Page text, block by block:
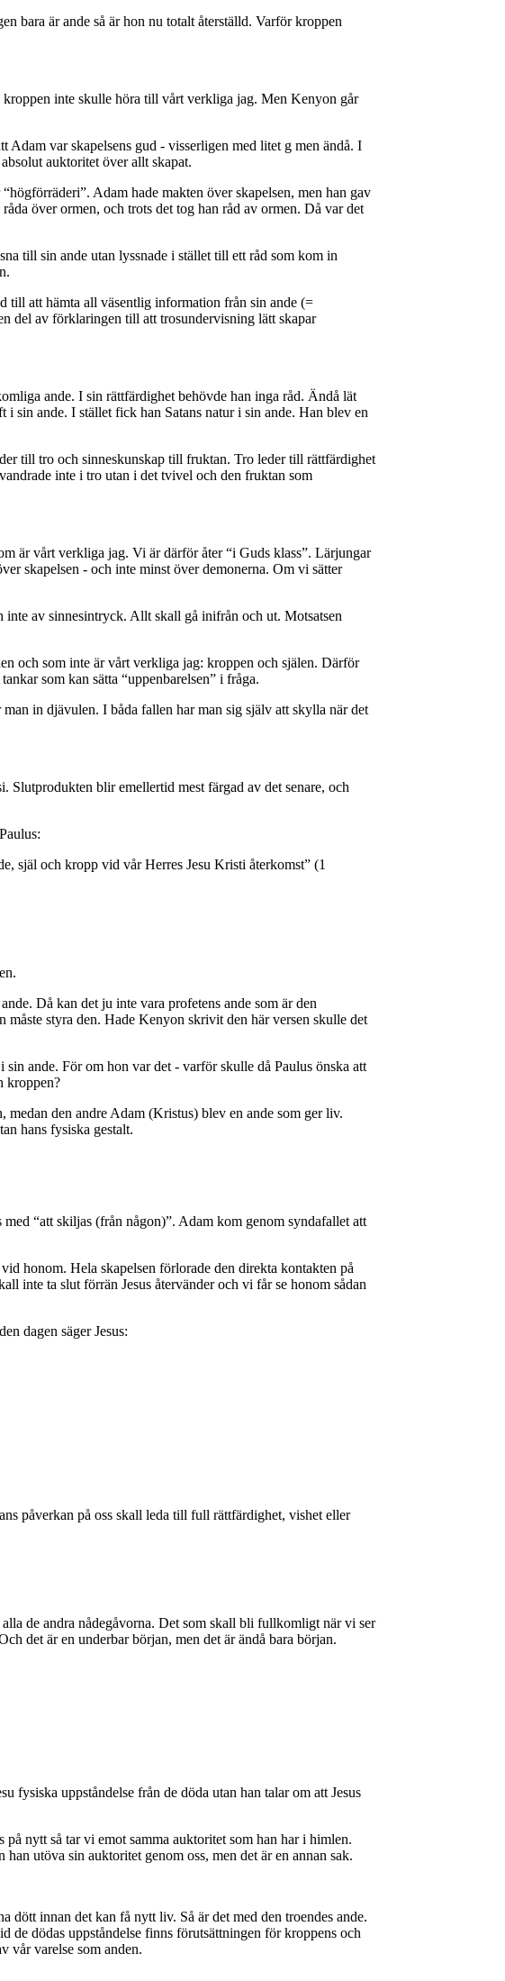
bara är ande så är hon nu totalt återställd. Varför kroppen
kroppen inte skulle höra till vårt verkliga jag. Men Kenyon går
Adam var skapelsens gud - visserligen med litet g men ändå. I
auktoritet över allt skapat.
Adam hade makten över skapelsen, men han gav
över ormen, och trots det tog han råd av ormen. Då var det
till sin ande utan lyssnade i stället till ett råd som kom in
till att hämta all väsentlig information från sin ande (=
del av förklaringen till att trosundervisning lätt skapar
ande. I sin rättfärdighet behövde han inga råd. Ändå lät
sin ande. I stället fick han Satans natur i sin ande. Han blev en
till tro och sinneskunskap till fruktan. Tro leder till rättfärdighet
inte i tro utan i det tvivel och den fruktan som
är vårt verkliga jag. Vi är därför åter “i Guds klass”. Lärjungar
skapelsen - och inte minst över demonerna. Om vi sätter
av sinnesintryck. Allt skall gå inifrån och ut. Motsatsen
och som inte är vårt verkliga jag: kroppen och själen. Därför
som kan sätta “uppenbarelsen” i fråga.
in djävulen. I båda fallen har man sig själv att skylla när det
blir emellertid mest färgad av det senare, och
själ och kropp vid vår Herres Jesu Kristi återkomst” (1
Då kan det ju inte vara profetens ande som är den
styra den. Hade Kenyon skrivit den här versen skulle det
ande. För om hon var det - varför skulle då Paulus önska att
kroppen?
den andre Adam (Kristus) blev en ande som ger liv.
hans fysiska gestalt.
“att skiljas (från någon)”. Adam kom genom syndafallet att
honom. Hela skapelsen förlorade den direkta kontakten på
inte ta slut förrän Jesus återvänder och vi får se honom sådan
dagen säger Jesus:
påverkan på oss skall leda till full rättfärdighet, vishet eller
de andra nådegåvorna. Det som skall bli fullkomligt när vi ser
det är en underbar början, men det är ändå bara början.
fysiska uppståndelse från de döda utan han talar om att Jesus
nytt så tar vi emot samma auktoritet som han har i himlen.
utöva sin auktoritet genom oss, men det är en annan sak.
innan det kan få nytt liv. Så är det med den troendes ande.
de dödas uppståndelse finns förutsättningen för kroppens och
vår varelse som anden.